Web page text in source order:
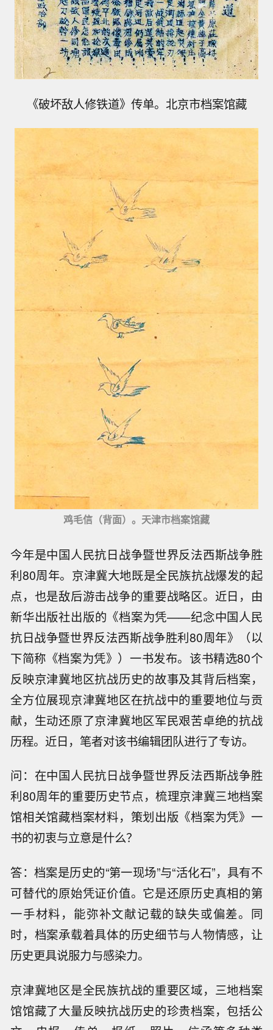
《破坏敌人修铁道》传单。北京市档案馆藏
鸡毛信（背面）。天津市档案馆藏
今年是中国人民抗日战争暨世界反法西斯战争胜
利80周年。京津冀大地既是全民族抗战爆发的起
点，也是敌后游击战争的重要战略区。近日，由
新华出版社出版的《档案为凭——纪念中国人民
抗日战争暨世界反法西斯战争胜利80周年》（以
下简称《档案为凭》）一书发布。该书精选80个
反映京津冀地区抗战历史的故事及其背后档案，
全方位展现京津冀地区在抗战中的重要地位与贡
献，生动还原了京津冀地区军民艰苦卓绝的抗战
历程。近日，笔者对该书编辑团队进行了专访。
问：在中国人民抗日战争暨世界反法西斯战争胜
利80周年的重要历史节点，梳理京津冀三地档案
馆相关馆藏档案材料，策划出版《档案为凭》一
书的初衷与立意是什么？
答：档案是历史的“第一现场”与“活化石”，具有不
可替代的原始凭证价值。它是还原历史真相的第
一手材料，能弥补文献记载的缺失或偏差。同
时，档案承载着具体的历史细节与人物情感，让
历史更具说服力与感染力。
京津冀地区是全民族抗战的重要区域，三地档案
馆馆藏了大量反映抗战历史的珍贵档案，包括公